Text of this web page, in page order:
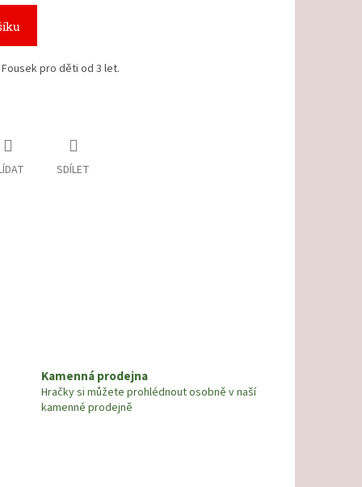
pro děti od 3 let.
SDÍLET
Kamenná prodejna
Hračky si můžete prohlédnout osobně v naší
kamenné prodejně